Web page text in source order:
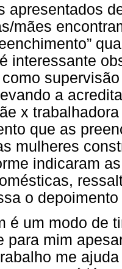
apresentados
mães
interessante
a
x
que as
mulheres
indicaram
o
é um modo de
para mim
me